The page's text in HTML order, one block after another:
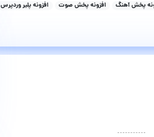
پخش آهنگ افزونه پخش صوت
افزونه پلیر وردپرس